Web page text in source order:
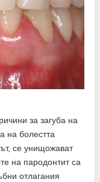
за загуба на
на болестта
се унищожават
на пародонтит са
отлагания